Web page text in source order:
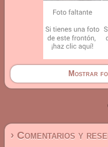
Mostrar
› Comentarios y